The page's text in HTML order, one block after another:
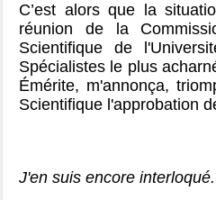
C’est alors que la
réunion de la
Scientifique de
Spécialistes le plus
Émérite, m'annonça,
Scientifique l'approbation
J'en suis encore interloqué.